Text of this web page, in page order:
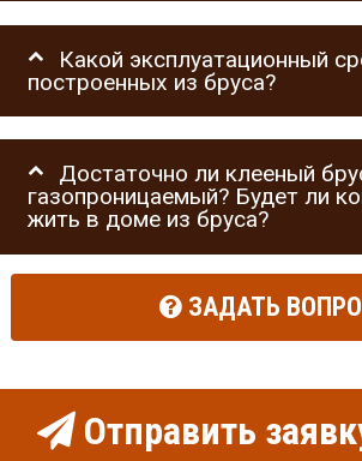
Какой эксплуатационный
построенных из бруса?
Достаточно ли клееный
газопроницаемый? Будет ли
жить в доме из бруса?
ЗАДАТЬ
Отправить